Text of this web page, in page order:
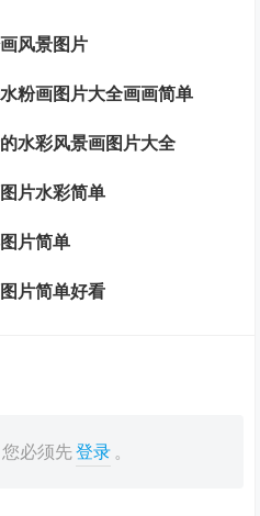
风景图片
粉画图片大全画画简单
水彩风景画图片大全
片水彩简单
片简单
片简单好看
必须先登录。